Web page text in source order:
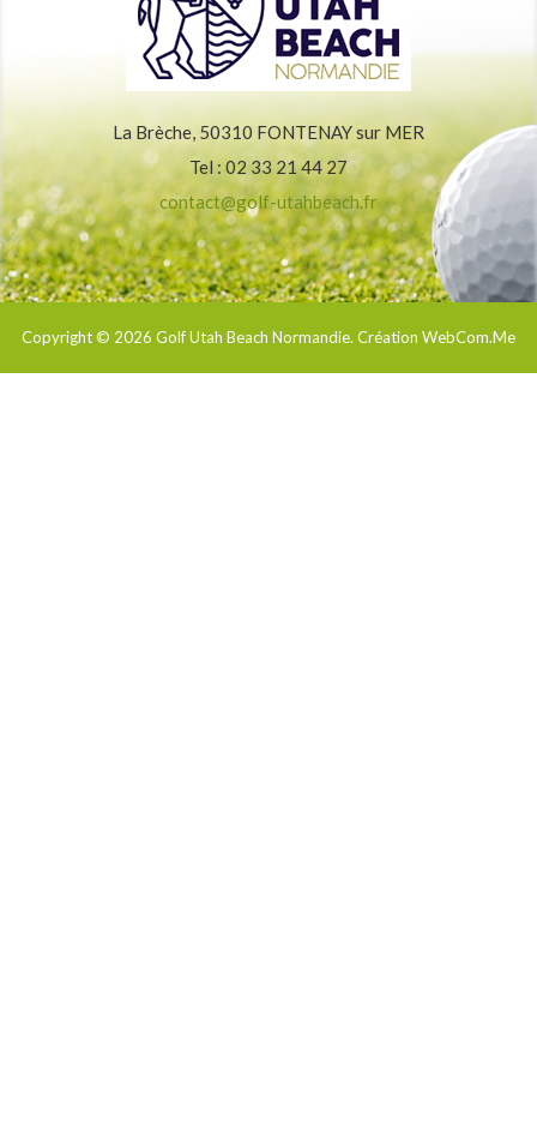
La Brèche, 50310 FONTENAY sur MER
Tel : 02 33 21 44 27
contact@golf-utahbeach.fr
Copyright © 2026 Golf Utah Beach Normandie. Création WebCom.Me